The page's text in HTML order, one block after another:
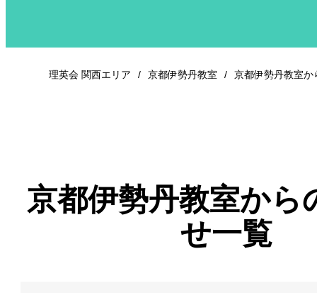
理英会 関西エリア 京都伊勢丹教室 京都伊勢丹教室
京都伊勢丹教室から
せ一覧